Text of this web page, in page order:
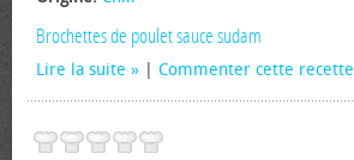
Brochettes de poulet sauce sudam
Lire la suite Commenter cette recette